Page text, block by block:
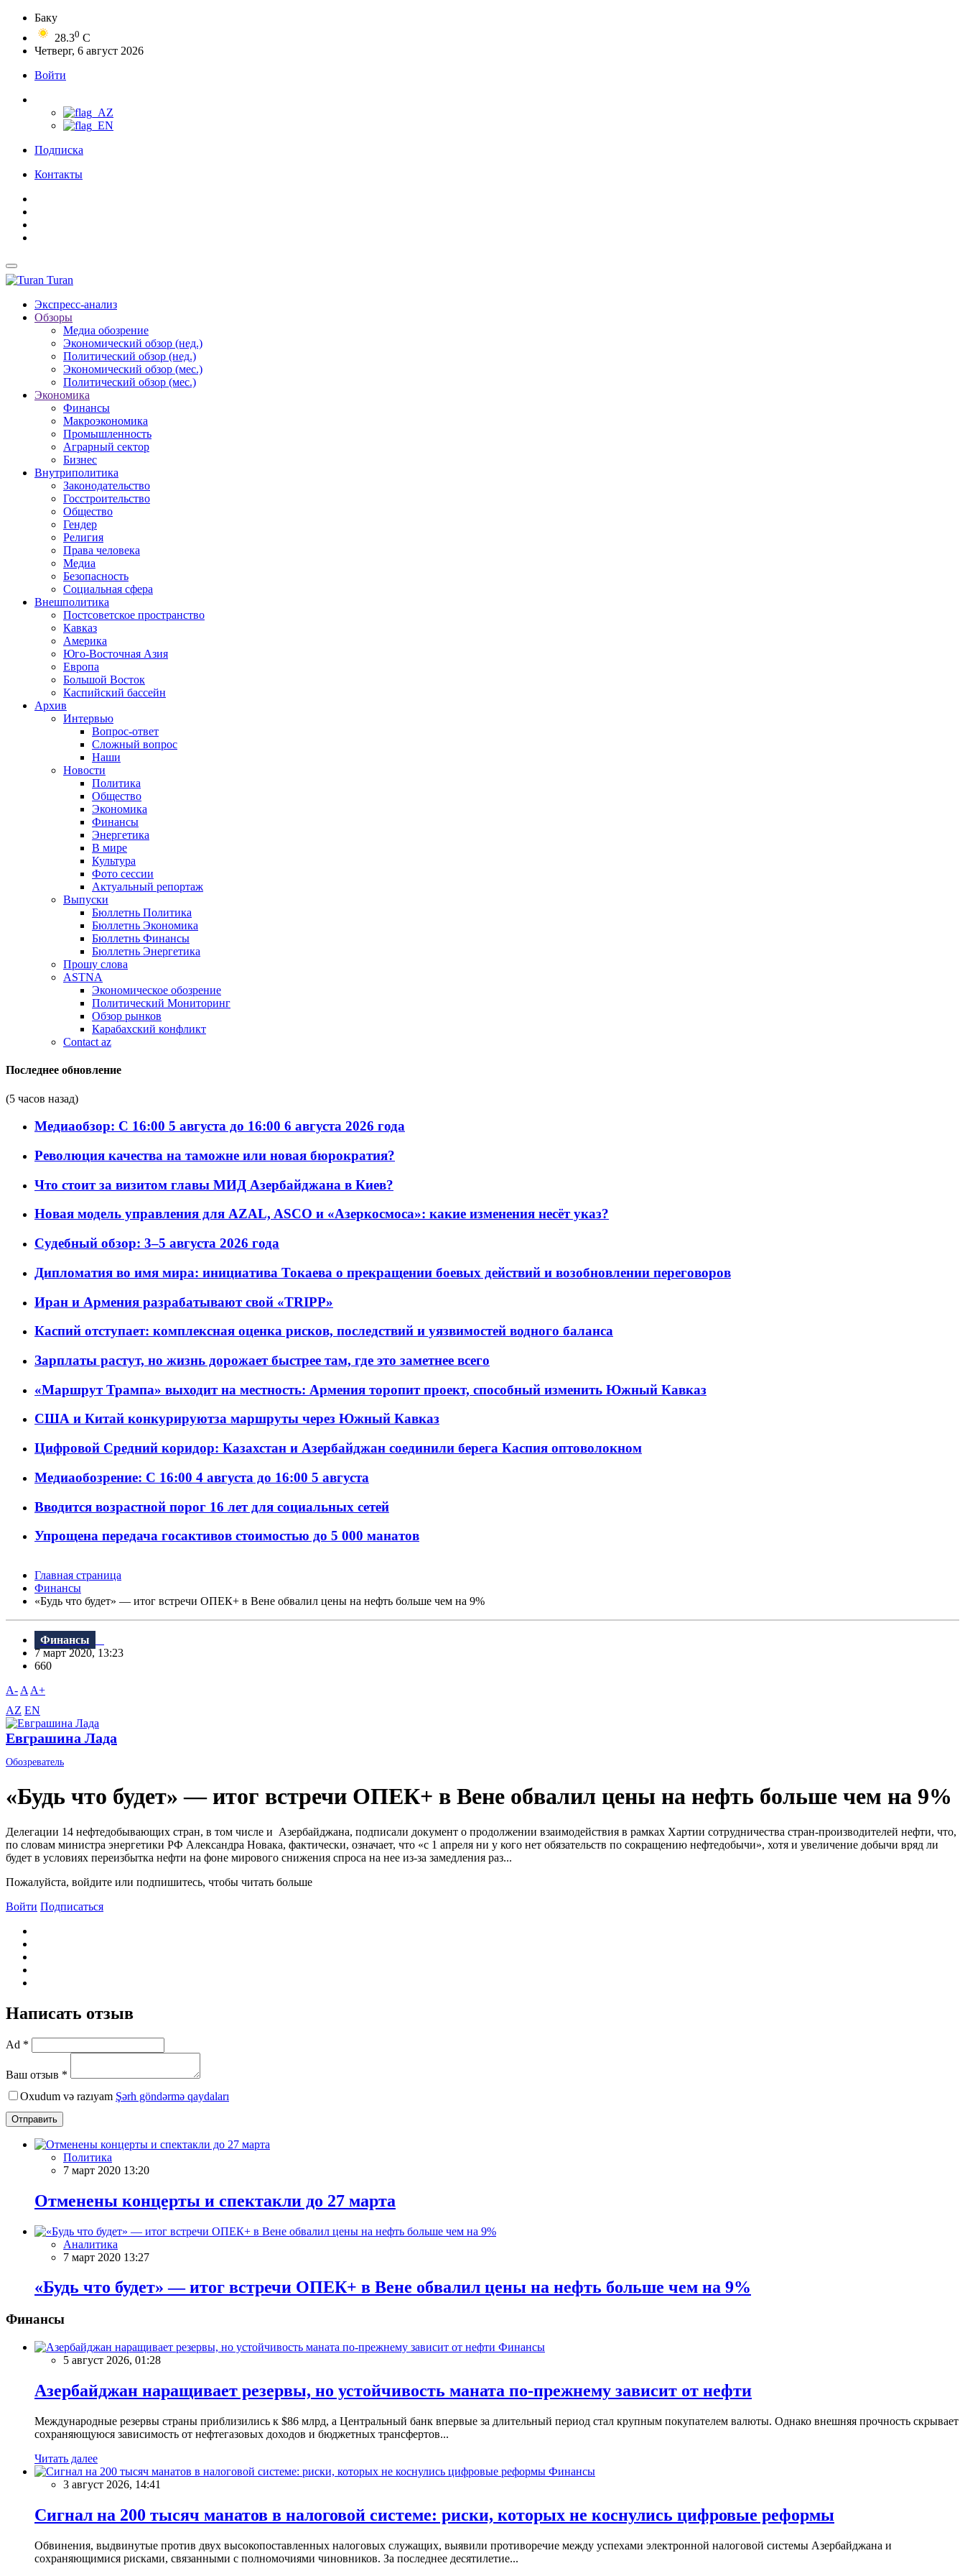
Баку
28.30 C
Четверг, 6 август 2026
Войти
Подписка
Контакты
Turan
Экспресс-анализ
Обзоры
Медиа обозрение
Экономический обзор (нед.)
Политический обзор (нед.)
Экономический обзор (мес.)
Политический обзор (мес.)
Экономика
Финансы
Макроэкономика
Промышленность
Аграрный сектор
Бизнес
Внутриполитика
Законодательство
Госстроительство
Общество
Гендер
Религия
Права человека
Медиа
Безопасность
Социальная сфера
Внешполитика
Постсоветское пространство
Кавказ
Америка
Юго-Восточная Азия
Европа
Большой Восток
Каспийский бассейн
Архив
Интервью
Вопрос-ответ
Сложный вопрос
Наши
Новости
Политика
Общество
Экономика
Финансы
Энергетика
В мире
Культура
Фото сессии
Актуальный репортаж
Выпуски
Бюллетнь Политика
Бюллетнь Экономика
Бюллетнь Финансы
Бюллетнь Энергетика
Прошу слова
ASTNA
Экономическое обозрение
Политический Мониторинг
Обзор рынков
Карабахский конфликт
Contact az
Последнее обновление
(5 часов назад)
Медиаобзор: С 16:00 5 августа до 16:00 6 августа 2026 года
Революция качества на таможне или новая бюрократия?
Что стоит за визитом главы МИД Азербайджана в Киев?
Новая модель управления для AZAL, ASCO и «Азеркосмоса»: какие изменения несёт указ?
Судебный обзор: 3–5 августа 2026 года
Дипломатия во имя мира: инициатива Токаева о прекращении боевых действий и возобновлении переговоров
Иран и Армения разрабатывают свой «TRIPP»
Каспий отступает: комплексная оценка рисков, последствий и уязвимостей водного баланса
Зарплаты растут, но жизнь дорожает быстрее там, где это заметнее всего
«Маршрут Трампа» выходит на местность: Армения торопит проект, способный изменить Южный Кавказ
США и Китай конкурируютза маршруты через Южный Кавказ
Цифровой Средний коридор: Казахстан и Азербайджан соединили берега Каспия оптоволокном
Медиаобозрение: С 16:00 4 августа до 16:00 5 августа
Вводится возрастной порог 16 лет для социальных сетей
Упрощена передача госактивов стоимостью до 5 000 манатов
Главная страница
Финансы
«Будь что будет» — итог встречи ОПЕК+ в Вене обвалил цены на нефть больше чем на 9%
Финансы
7 март 2020, 13:23
660
A- A A+
AZ EN
Евграшина Лада
Обозреватель
«Будь что будет» — итог встречи ОПЕК+ в Вене обвалил цены на нефть больше чем на 9%
Делегации 14 нефтедобывающих стран, в том числе и Азербайджана, подписали документ о продолжении взаимодействия в рамках Хартии сотрудничества стран-производителей нефти, что,
по словам министра энергетики РФ Александра Новака, фактически, означает, что «с 1 апреля ни у кого нет обязательств по сокращению нефтедобычи», хотя и увеличение добычи вряд ли
будет в условиях переизбытка нефти на фоне мирового снижения спроса на нее из-за замедления раз...
Пожалуйста, войдите или подпишитесь, чтобы читать больше
Войти Подписаться
Написать отзыв
Ad *
Ваш отзыв *
Oxudum və razıyam Şərh göndərmə qaydaları
Отправить
Политика
7 март 2020 13:20
Отменены концерты и спектакли до 27 марта
Аналитика
7 март 2020 13:27
«Будь что будет» — итог встречи ОПЕК+ в Вене обвалил цены на нефть больше чем на 9%
Финансы
Финансы
5 август 2026, 01:28
Азербайджан наращивает резервы, но устойчивость маната по-прежнему зависит от нефти
Международные резервы страны приблизились к $86 млрд, а Центральный банк впервые за длительный период стал крупным покупателем валюты. Однако внешняя прочность скрывает
сохраняющуюся зависимость от нефтегазовых доходов и бюджетных трансфертов...
Читать далее
Финансы
3 август 2026, 14:41
Сигнал на 200 тысяч манатов в налоговой системе: риски, которых не коснулись цифровые реформы
Обвинения, выдвинутые против двух высокопоставленных налоговых служащих, выявили противоречие между успехами электронной налоговой системы Азербайджана и
сохраняющимися рисками, связанными с полномочиями чиновников. За последнее десятилетие...